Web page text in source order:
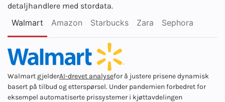
detaljhandlere med stordata.
Walmart Amazon Starbucks Zara Sephora
Walmart gjelderAI-drevet analysefor å justere prisene dynamisk
basert på tilbud og etterspørsel. Under pandemien forbedret for
eksempel automatiserte prissystemer i kjøttavdelingen